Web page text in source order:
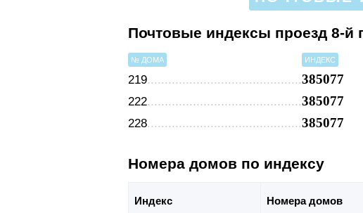
Почтовые индексы проезд 8-
№ ДОМА ИНДЕКС
219 385077
222 385077
228 385077
Номера домов по индексу
Индекс Номера домов